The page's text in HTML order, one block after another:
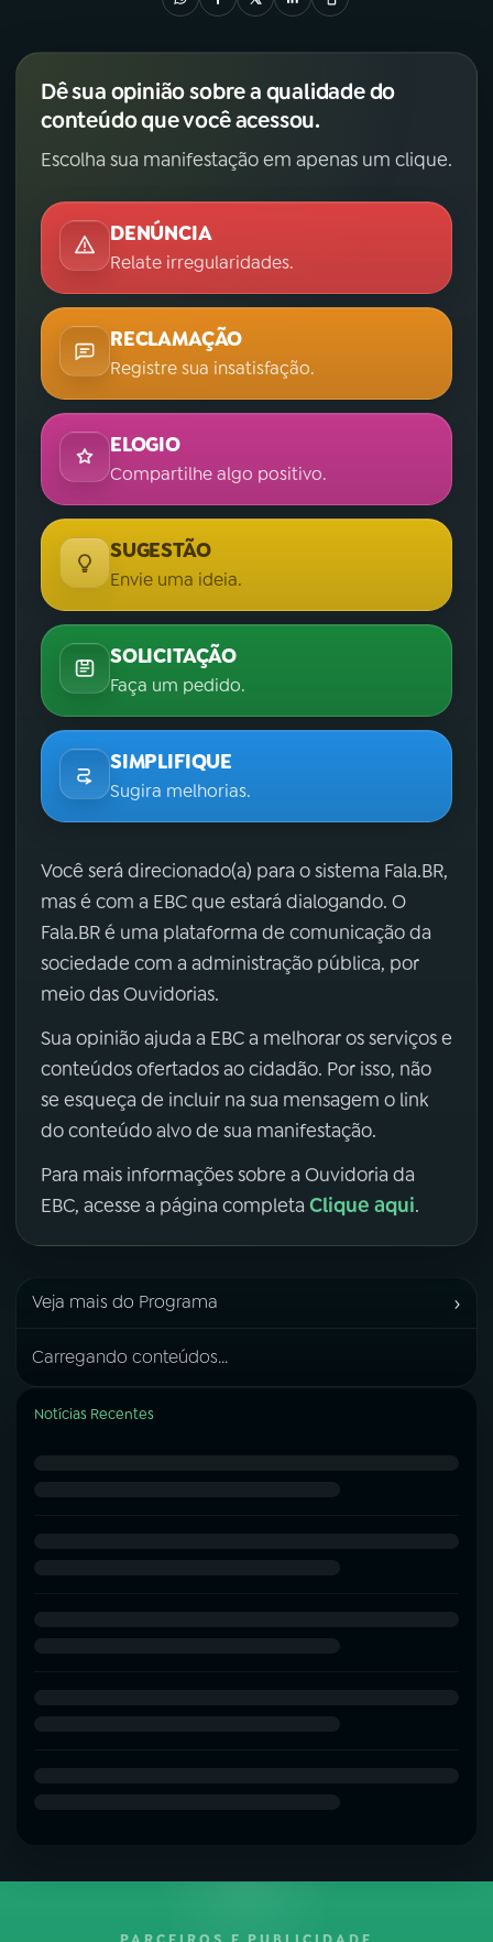
Dê sua opinião sobre a qualidade do
conteúdo que você acessou.
Escolha sua manifestação em apenas um clique.
DENÚNCIA
Relate irregularidades.
RECLAMAÇÃO
Registre sua insatisfação.
ELOGIO
Compartilhe algo positivo.
SUGESTÃO
Envie uma ideia.
SOLICITAÇÃO
Faça um pedido.
SIMPLIFIQUE
Sugira melhorias.
Você será direcionado(a) para o sistema Fala.BR,
mas é com a EBC que estará dialogando. O
Fala.BR é uma plataforma de comunicação da
sociedade com a administração pública, por
meio das Ouvidorias.
Sua opinião ajuda a EBC a melhorar os serviços e
conteúdos ofertados ao cidadão. Por isso, não
se esqueça de incluir na sua mensagem o link
do conteúdo alvo de sua manifestação.
Para mais informações sobre a Ouvidoria da
EBC, acesse a página completa Clique aqui.
Veja mais do Programa ›
Carregando conteúdos...
Notícias Recentes